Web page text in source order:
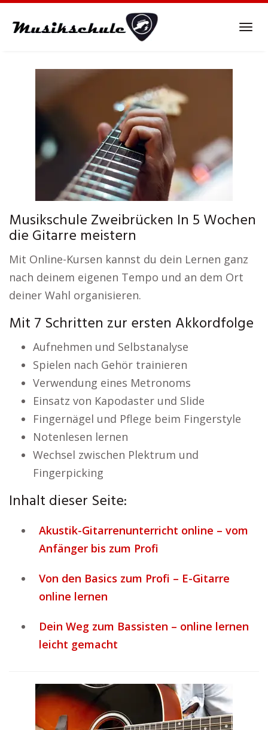
Musikschule Zweibrücken In 5 Wochen
die Gitarre meistern
Mit Online-Kursen kannst du dein Lernen ganz
nach deinem eigenen Tempo und an dem Ort
deiner Wahl organisieren.
Mit 7 Schritten zur ersten Akkordfolge
Aufnehmen und Selbstanalyse
Spielen nach Gehör trainieren
Verwendung eines Metronoms
Einsatz von Kapodaster und Slide
Fingernägel und Pflege beim Fingerstyle
Notenlesen lernen
Wechsel zwischen Plektrum und
Fingerpicking
Inhalt dieser Seite:
Akustik-Gitarrenunterricht online – vom
Anfänger bis zum Profi
Von den Basics zum Profi – E-Gitarre
online lernen
Dein Weg zum Bassisten – online lernen
leicht gemacht